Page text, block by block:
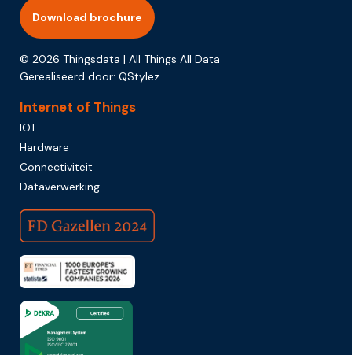
Download brochure
© 2026 Thingsdata | All Things All Data
Gerealiseerd door: QStylez
Internet of Things
IOT
Hardware
Connectiviteit
Dataverwerking